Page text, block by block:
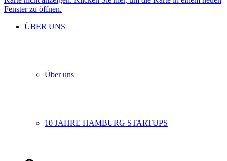
ÜBER UNS
Über uns
10 JAHRE HAMBURG STARTUPS
Fenster zu öffnen.